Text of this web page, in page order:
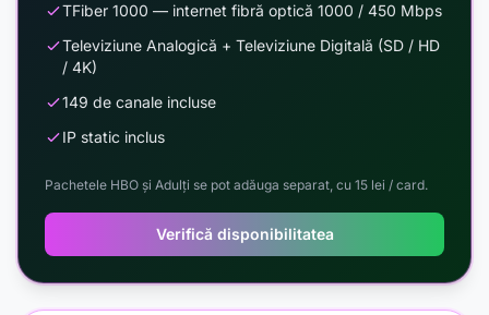
TFiber 1000 — internet fibră optică 1000 / 450 Mbps
Televiziune Analogică + Televiziune Digitală (SD / HD
/ 4K)
149 de canale incluse
IP static inclus
Pachetele HBO și Adulți se pot adăuga separat, cu 15 lei / card.
Verifică disponibilitatea